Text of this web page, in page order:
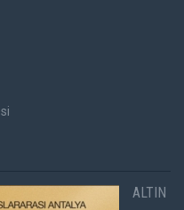
ALTIN